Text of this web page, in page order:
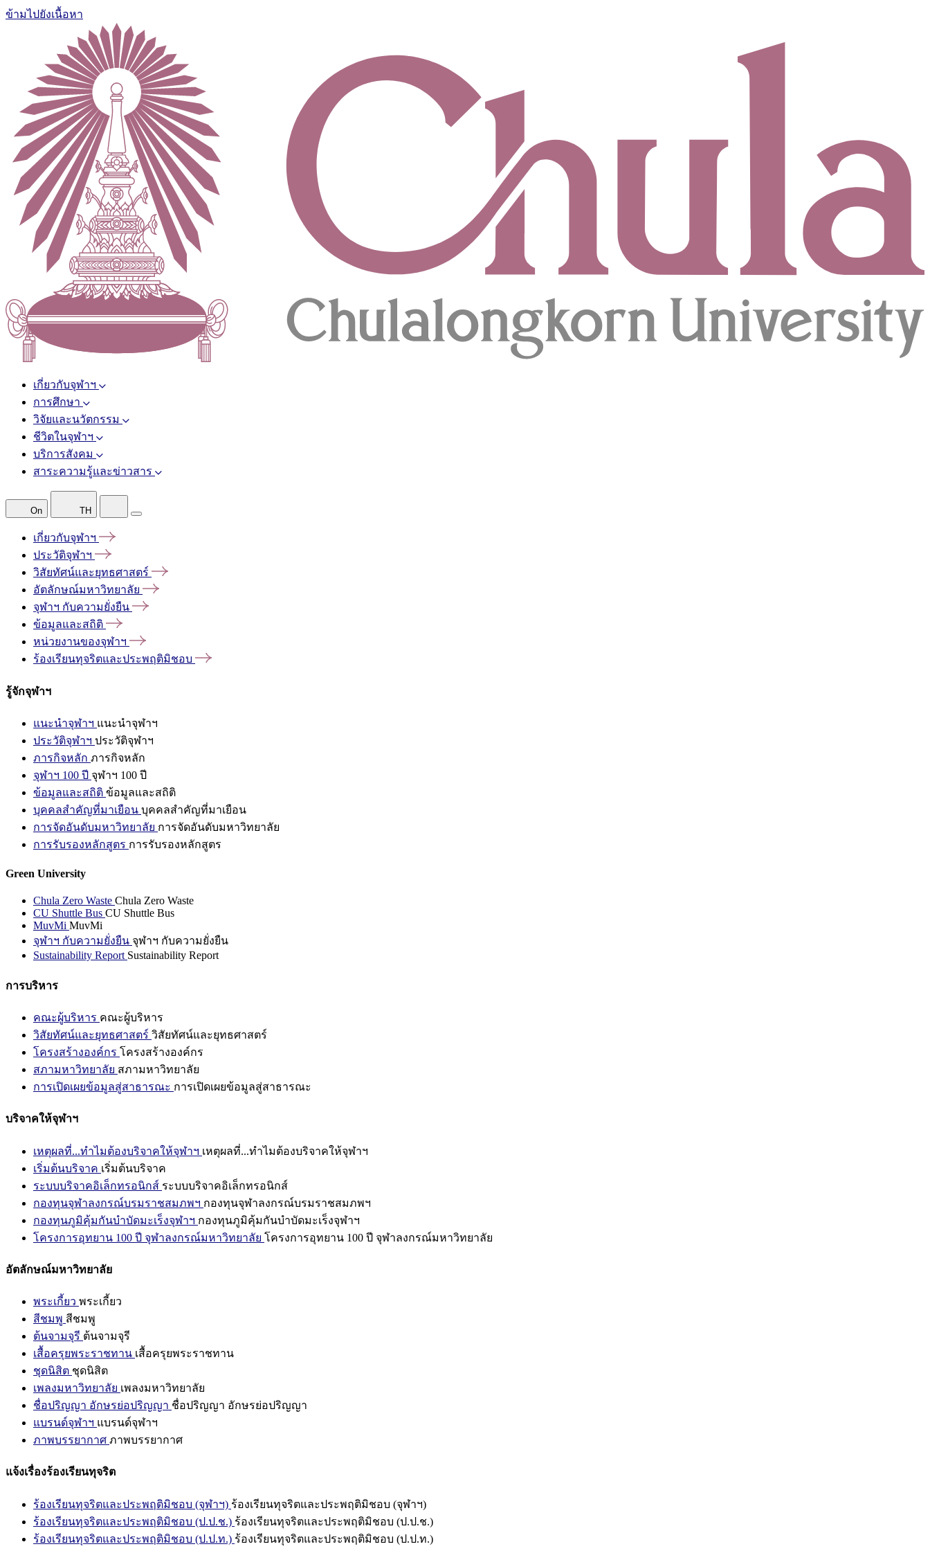
ข้ามไปยังเนื้อหา
เกี่ยวกับจุฬาฯ
การศึกษา
วิจัยและนวัตกรรม
ชีวิตในจุฬาฯ
บริการสังคม
สาระความรู้และข่าวสาร
On TH
เกี่ยวกับจุฬาฯ
ประวัติจุฬาฯ
วิสัยทัศน์และยุทธศาสตร์
อัตลักษณ์มหาวิทยาลัย
จุฬาฯ กับความยั่งยืน
ข้อมูลและสถิติ
หน่วยงานของจุฬาฯ
ร้องเรียนทุจริตและประพฤติมิชอบ
รู้จักจุฬาฯ
แนะนำจุฬาฯ แนะนำจุฬาฯ
ประวัติจุฬาฯ ประวัติจุฬาฯ
ภารกิจหลัก ภารกิจหลัก
จุฬาฯ 100 ปี จุฬาฯ 100 ปี
ข้อมูลและสถิติ ข้อมูลและสถิติ
บุคคลสำคัญที่มาเยือน บุคคลสำคัญที่มาเยือน
การจัดอันดับมหาวิทยาลัย การจัดอันดับมหาวิทยาลัย
การรับรองหลักสูตร การรับรองหลักสูตร
Green University
Chula Zero Waste Chula Zero Waste
CU Shuttle Bus CU Shuttle Bus
MuvMi MuvMi
จุฬาฯ กับความยั่งยืน จุฬาฯ กับความยั่งยืน
Sustainability Report Sustainability Report
การบริหาร
คณะผู้บริหาร คณะผู้บริหาร
วิสัยทัศน์และยุทธศาสตร์ วิสัยทัศน์และยุทธศาสตร์
โครงสร้างองค์กร โครงสร้างองค์กร
สภามหาวิทยาลัย สภามหาวิทยาลัย
การเปิดเผยข้อมูลสู่สาธารณะ การเปิดเผยข้อมูลสู่สาธารณะ
บริจาคให้จุฬาฯ
เหตุผลที่...ทำไมต้องบริจาคให้จุฬาฯ เหตุผลที่...ทำไมต้องบริจาคให้จุฬาฯ
เริ่มต้นบริจาค เริ่มต้นบริจาค
ระบบบริจาคอิเล็กทรอนิกส์ ระบบบริจาคอิเล็กทรอนิกส์
กองทุนจุฬาลงกรณ์บรมราชสมภพฯ กองทุนจุฬาลงกรณ์บรมราชสมภพฯ
กองทุนภูมิคุ้มกันบำบัดมะเร็งจุฬาฯ กองทุนภูมิคุ้มกันบำบัดมะเร็งจุฬาฯ
โครงการอุทยาน 100 ปี จุฬาลงกรณ์มหาวิทยาลัย โครงการอุทยาน 100 ปี จุฬาลงกรณ์มหาวิทยาลัย
อัตลักษณ์มหาวิทยาลัย
พระเกี้ยว พระเกี้ยว
สีชมพู สีชมพู
ต้นจามจุรี ต้นจามจุรี
เสื้อครุยพระราชทาน เสื้อครุยพระราชทาน
ชุดนิสิต ชุดนิสิต
เพลงมหาวิทยาลัย เพลงมหาวิทยาลัย
ชื่อปริญญา อักษรย่อปริญญา ชื่อปริญญา อักษรย่อปริญญา
แบรนด์จุฬาฯ แบรนด์จุฬาฯ
ภาพบรรยากาศ ภาพบรรยากาศ
แจ้งเรื่องร้องเรียนทุจริต
ร้องเรียนทุจริตและประพฤติมิชอบ (จุฬาฯ) ร้องเรียนทุจริตและประพฤติมิชอบ (จุฬาฯ)
ร้องเรียนทุจริตและประพฤติมิชอบ (ป.ป.ช.) ร้องเรียนทุจริตและประพฤติมิชอบ (ป.ป.ช.)
ร้องเรียนทุจริตและประพฤติมิชอบ (ป.ป.ท.) ร้องเรียนทุจริตและประพฤติมิชอบ (ป.ป.ท.)